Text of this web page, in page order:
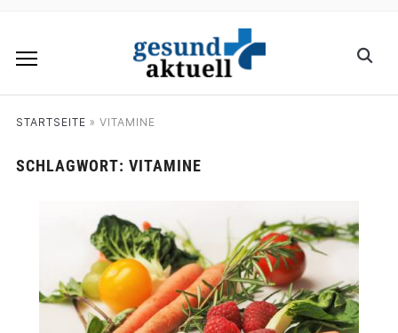
STARTSEITE » VITAMINE
SCHLAGWORT: VITAMINE